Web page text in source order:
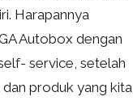
Harapannya
Autobox dengan
service, setelah
produk yang kita